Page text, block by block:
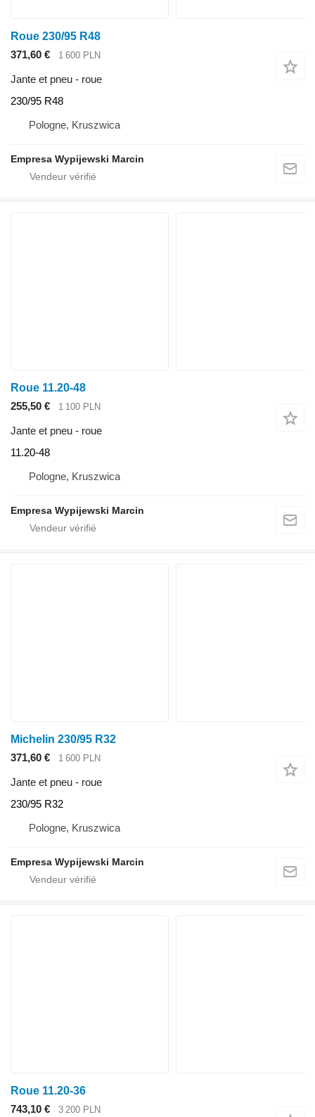
Roue 230/95 R48
371,60 €
1 600 PLN
Jante et pneu - roue
230/95 R48
Pologne, Kruszwica
Empresa Wypijewski Marcin
Roue 11.20-48
255,50 €
1 100 PLN
Jante et pneu - roue
11.20-48
Pologne, Kruszwica
Empresa Wypijewski Marcin
Michelin 230/95 R32
371,60 €
1 600 PLN
Jante et pneu - roue
230/95 R32
Pologne, Kruszwica
Empresa Wypijewski Marcin
Roue 11.20-36
743,10 €
3 200 PLN